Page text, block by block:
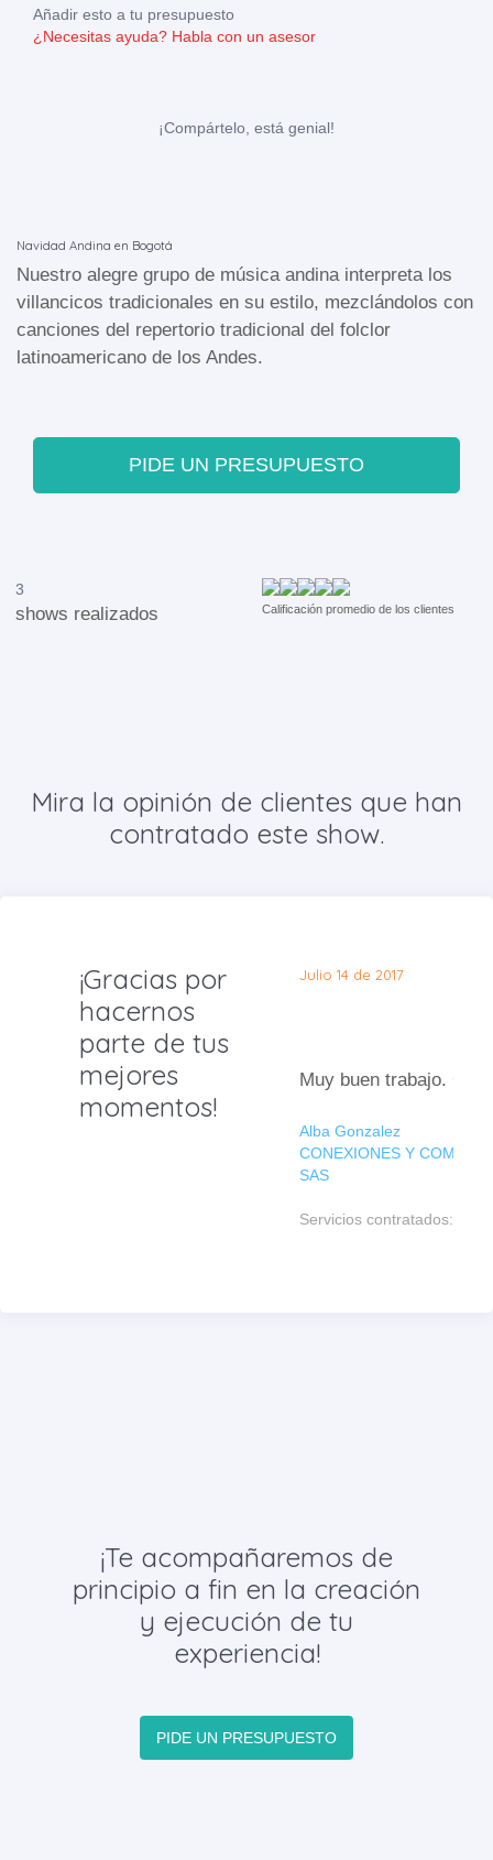
Añadir esto a tu presupuesto
¿Necesitas ayuda? Habla con un asesor
¡Compártelo, está genial!
Navidad Andina en Bogotá
Nuestro alegre grupo de música andina interpreta los
villancicos tradicionales en su estilo, mezclándolos con
canciones del repertorio tradicional del folclor
latinoamericano de los Andes.
PIDE UN PRESUPUESTO
3
shows realizados Calificación promedio de los clientes
Mira la opinión de clientes que han
contratado este show.
¡Gracias por
hacernos
parte de tus
mejores
momentos!
Julio 14 de 2017
Alba Gonzalez
CONEXIONES Y
SAS
Servicios contratados:
¡Te acompañaremos de
principio a fin en la creación
y ejecución de tu
experiencia!
PIDE UN PRESUPUESTO